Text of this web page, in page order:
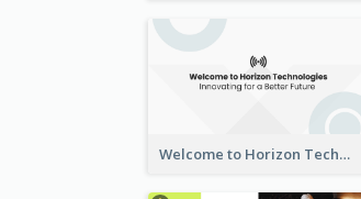
Welcome to Horizon Technologies- Innovating for a Better Future